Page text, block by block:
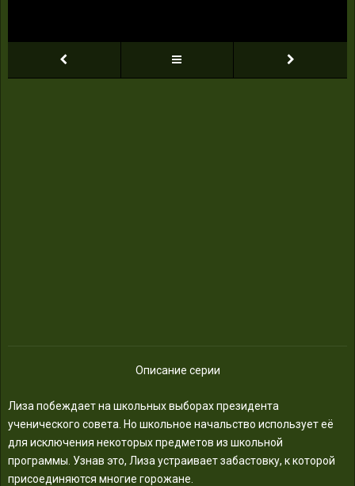
Описание серии
Лиза побеждает на школьных выборах президента
ученического совета. Но школьное начальство использует её
для исключения некоторых предметов из школьной
программы. Узнав это, Лиза устраивает забастовку, к которой
присоединяются многие горожане.